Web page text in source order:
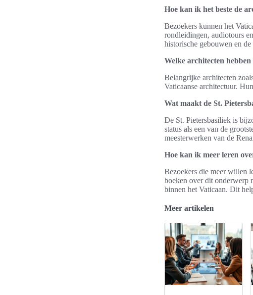
Hoe kan ik het beste de
Bezoekers kunnen het
rondleidingen, audiotours
historische gebouwen en
Welke architecten
Belangrijke architecten
Vaticaanse architectuur.
Wat maakt de St.
De St. Pietersbasiliek is
status als een van de
meesterwerken van de
Hoe kan ik meer leren
Bezoekers die meer willen
boeken over dit onderwerp
binnen het Vaticaan. Dit
Meer artikelen